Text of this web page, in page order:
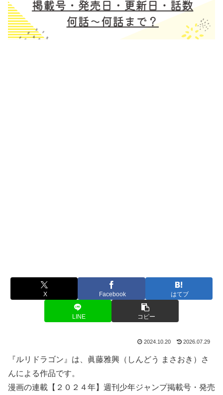
X Facebook はてブ
LINE コピー
2024.10.20 2026.07.29
『ルリドラゴン』は、眞藤雅興（しんどう まさおき）さ
んによる作品です。
漫画の連載【２０２４年】週刊少年ジャンプ掲載号・発売